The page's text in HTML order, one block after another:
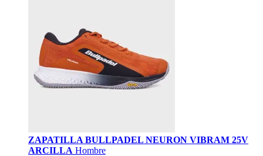
ZAPATILLA BULLPADEL NEURON VIBRAM 25V
ARCILLA Hombre